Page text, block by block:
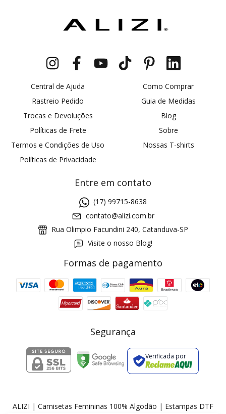
Central de Ajuda
Rastreio Pedido
Trocas e Devoluções
Políticas de Frete
Termos e Condições de Uso
Políticas de Privacidade
Como Comprar
Guia de Medidas
Blog
Sobre
Nossas T-shirts
Entre em contato
(17) 99715-8638
contato@alizi.com.br
Rua Olimpio Facundini 240, Catanduva-SP
Visite o nosso Blog!
Formas de pagamento
Segurança
Verificada por
ALIZI | Camisetas Femininas 100% Algodão | Estampas DTF
Cupom 1a compra: GANHE5
2 pecas 7% OFF